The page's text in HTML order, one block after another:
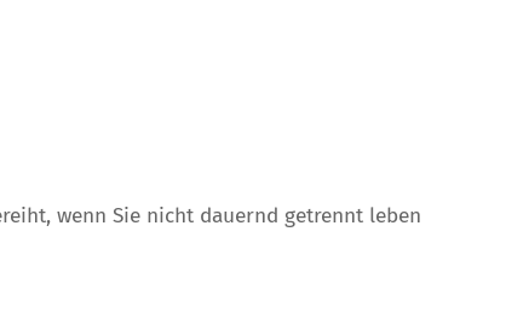
wenn Sie nicht dauernd getrennt leben